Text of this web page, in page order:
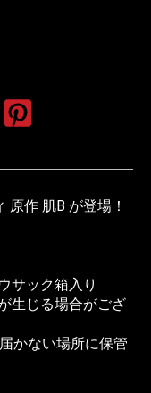
作 肌B が登場！
サック箱入り
生じる場合がござ
かない場所に保管